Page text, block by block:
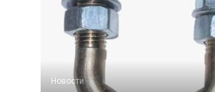
Новости